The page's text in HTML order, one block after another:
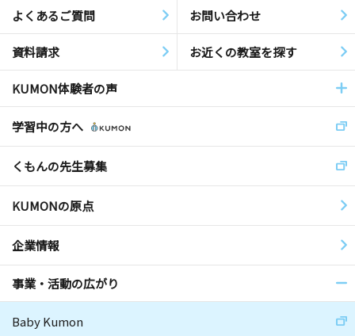
よくあるご質問 お問い合わせ
資料請求 お近くの教室を探す
KUMON体験者の声
学習中の方へ
くもんの先生募集
KUMONの原点
企業情報
事業・活動の広がり
Baby Kumon